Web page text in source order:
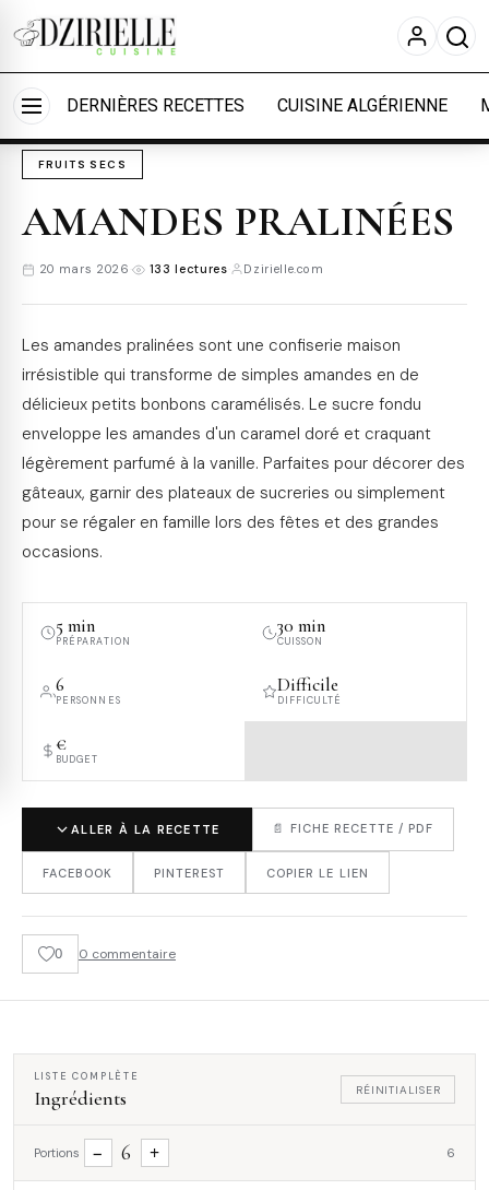
Nous utilisons des cookies pour améliorer votre
expérience et mesurer l'audience.
En savoir plus
Accepter tout
Personnaliser
DERNIÈRES RECETTES CUISINE ALGÉRIENNE
Accueil Cuisine
FRUITS SECS
AMANDES PRALINÉES
20 mars 2026 · 133 lectures Dzirielle.com
Les amandes pralinées sont une confiserie maison
irrésistible qui transforme de simples amandes en de
délicieux petits bonbons caramélisés. Le sucre fondu
enveloppe les amandes d'un caramel doré et craquant
légèrement parfumé à la vanille. Parfaites pour décorer des
gâteaux, garnir des plateaux de sucreries ou simplement
pour se régaler en famille lors des fêtes et des grandes
occasions.
5 min
PRÉPARATION
30 min
CUISSON
6
PERSONNES
Difficile
DIFFICULTÉ
€
BUDGET
ALLER À LA RECETTE 📄 FICHE RECETTE / PDF
FACEBOOK PINTEREST COPIER LE LIEN
0 0 commentaire
LISTE COMPLÈTE
Ingrédients RÉINITIALISER
Portions − 6 + 6